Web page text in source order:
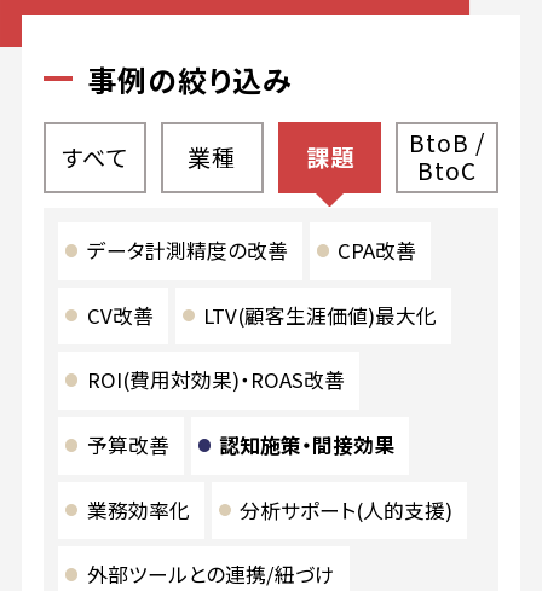
事例の絞り込み
すべて 業種 課題
BtoB /
BtoC
データ計測精度の改善 CPA改善
CV改善 LTV(顧客生涯価値)最大化
ROI(費用対効果)・ROAS改善
予算改善 認知施策・間接効果
業務効率化 分析サポート(人的支援)
外部ツールとの連携/紐づけ